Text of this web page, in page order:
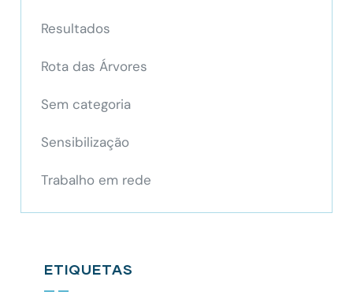
Resultados
Rota das Árvores
Sem categoria
Sensibilização
Trabalho em rede
ETIQUETAS